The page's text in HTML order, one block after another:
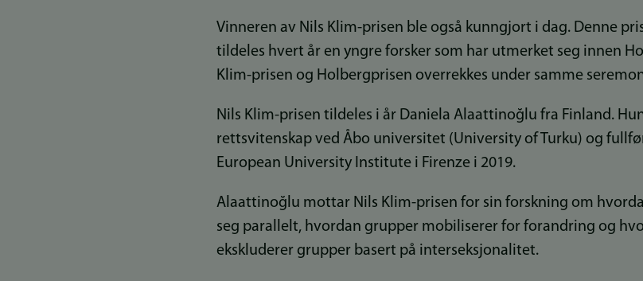
Vinneren av Nils Klim-prisen ble også kunngjort i dag. Denne
tildeles hvert år en yngre forsker som har utmerket seg innen
Klim-prisen og Holbergprisen overrekkes under samme
Nils Klim-prisen tildeles i år Daniela Alaattinoğlu fra Finland.
rettsvitenskap ved Åbo universitet (University of Turku) og
European University Institute i Firenze i 2019.
Alaattinoğlu mottar Nils Klim-prisen for sin forskning om
seg parallelt, hvordan grupper mobiliserer for forandring og
ekskluderer grupper basert på interseksjonalitet.